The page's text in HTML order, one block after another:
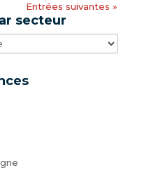
Entrées suivantes »
secteur